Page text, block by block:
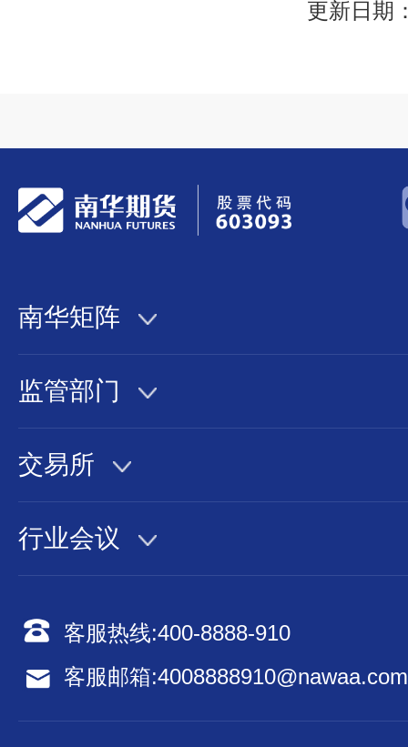
更新日期
南华矩阵
监管部门
交易所
行业会议
客服热线:400-8888-910
客服邮箱:4008888910@nawaa.com